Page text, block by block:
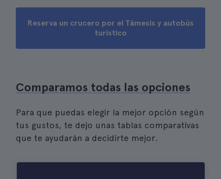
Reserva un crucero por el Támesis y autobús
turístico
Comparamos todas las opciones
Para que puedas elegir la mejor opción según
tus gustos, te dejo unas tablas comparativas
que te ayudarán a decidirte mejor.